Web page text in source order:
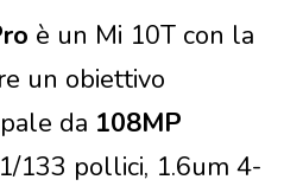
è un Mi 10T con la
un obiettivo
da 108MP
133 pollici, 1.6um 4-